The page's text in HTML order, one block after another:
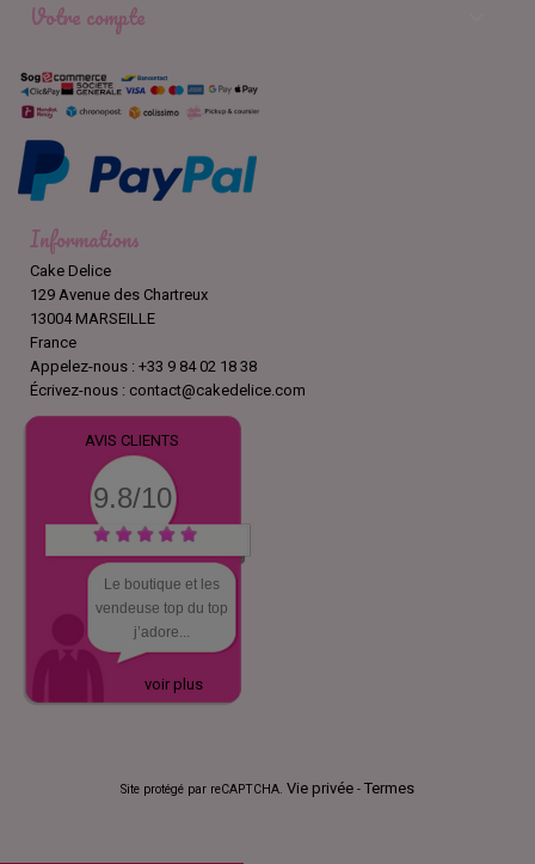
Votre compte
Informations
Cake Delice
129 Avenue des Chartreux
13004 MARSEILLE
France
Appelez-nous : +33 9 84 02 18 38
Écrivez-nous : contact@cakedelice.com
AVIS CLIENTS
9.8/10
Le boutique et les
vendeuse top du top
j’adore...
voir plus
Site protégé par reCAPTCHA. Vie privée - Termes